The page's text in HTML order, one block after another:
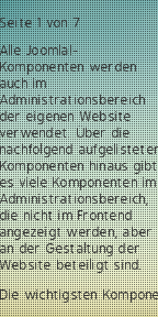
Seite 1 von 7
Alle Joomla!-
Komponenten werden
auch im
Administrationsbereich
der eigenen Website
verwendet. Über die
nachfolgend
Komponenten hinaus gibt
es viele Komponenten im
Administrationsbereich,
die nicht im Frontend
angezeigt werden, aber
an der Gestaltung der
Website beteiligt sind.
Die wichtigsten